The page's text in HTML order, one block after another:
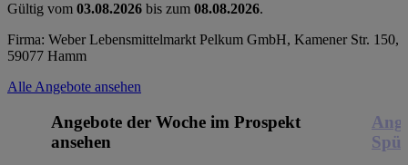
Gültig vom 03.08.2026 bis zum 08.08.2026.
Firma: Weber Lebensmittelmarkt Pelkum GmbH, Kamener Str. 150,
59077 Hamm
Alle Angebote ansehen
Angebote der Woche im Prospekt
ansehen